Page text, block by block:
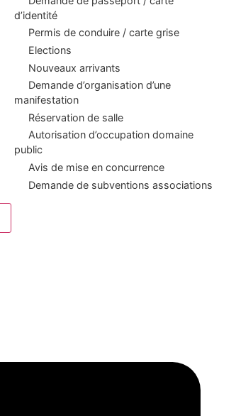
d’identité
Permis de conduire / carte grise
Elections
Nouveaux arrivants
Demande d’organisation d’une
manifestation
Réservation de salle
Autorisation d’occupation domaine
public
Avis de mise en concurrence
Demande de subventions associations